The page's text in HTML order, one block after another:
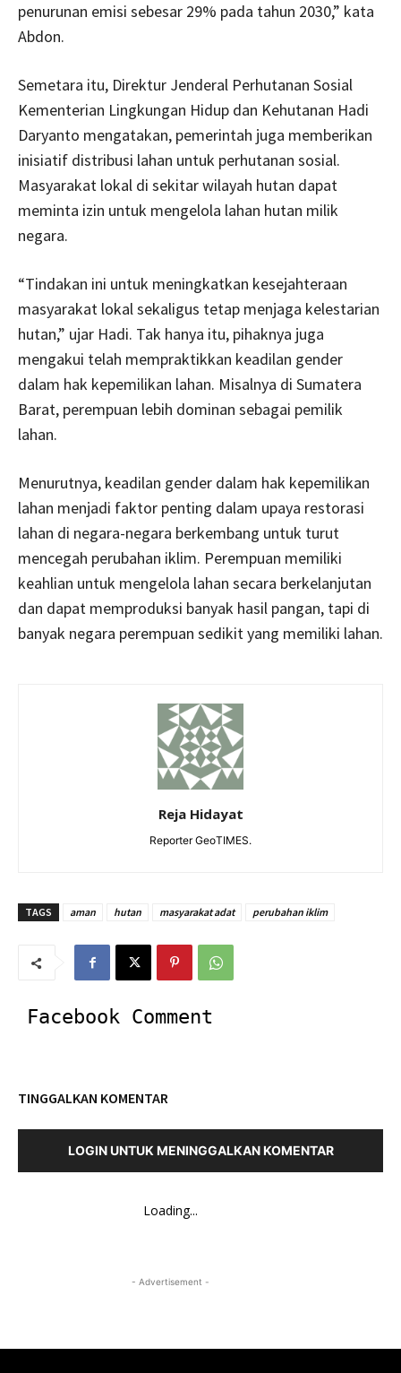
penurunan emisi sebesar 29% pada tahun 2030,” kata
Abdon.
Semetara itu, Direktur Jenderal Perhutanan Sosial
Kementerian Lingkungan Hidup dan Kehutanan Hadi
Daryanto mengatakan, pemerintah juga memberikan
inisiatif distribusi lahan untuk perhutanan sosial.
Masyarakat lokal di sekitar wilayah hutan dapat
meminta izin untuk mengelola lahan hutan milik
negara.
“Tindakan ini untuk meningkatkan kesejahteraan
masyarakat lokal sekaligus tetap menjaga kelestarian
hutan,” ujar Hadi. Tak hanya itu, pihaknya juga
mengakui telah mempraktikkan keadilan gender
dalam hak kepemilikan lahan. Misalnya di Sumatera
Barat, perempuan lebih dominan sebagai pemilik
lahan.
Menurutnya, keadilan gender dalam hak kepemilikan
lahan menjadi faktor penting dalam upaya restorasi
lahan di negara-negara berkembang untuk turut
mencegah perubahan iklim. Perempuan memiliki
keahlian untuk mengelola lahan secara berkelanjutan
dan dapat memproduksi banyak hasil pangan, tapi di
banyak negara perempuan sedikit yang memiliki lahan.
Reja Hidayat
Reporter GeoTIMES.
TAGS aman hutan masyarakat adat perubahan iklim
Facebook Comment
TINGGALKAN KOMENTAR
LOGIN UNTUK MENINGGALKAN KOMENTAR
Loading...
- Advertisement -